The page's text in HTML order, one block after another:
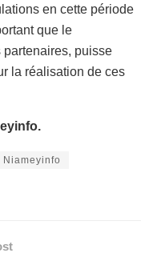
en cette période
que le
partenaires, puisse
la réalisation de ces
Niameyinfo